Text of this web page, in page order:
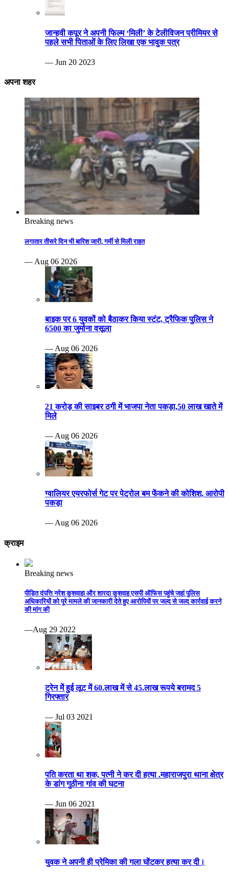
जान्हवी कपूर ने अपनी फिल्म ‘मिली’ के टेलीविजन प्रीमियर से
पहले सभी पिताओं के लिए लिखा एक भावुक पत्र
— Jun 20 2023
अपना शहर
Breaking news
लगातार तीसरे दिन भी बारिश जारी, गर्मी से मिली राहत
— Aug 06 2026
बाइक पर 6 युवकों को बैठाकर किया स्टंट, ट्रैफिक पुलिस ने
6500 का जुर्माना वसूला
— Aug 06 2026
21 करोड़ की साइबर ठगी में भाजपा नेता पकड़ा,50 लाख खाते में
मिले
— Aug 06 2026
ग्वालियर एयरफोर्स गेट पर पेट्रोल बम फेंकने की कोशिश, आरोपी
पकड़ा
— Aug 06 2026
क्राइम
Breaking news
पीड़ित दंपत्ति नरेश कुशवाहा और शारदा कुशवाह एसपी ऑफिस पहुंचे जहां पुलिस
अधिकारियों को पूरे मामले की जानकारी देते हुए आरोपियों पर जल्द से जल्द कार्रवाई करने
की मांग की
—Aug 29 2022
ट्रेन में हुई लूट में 60.लाख में से 45.लाख रूपये बरामद 5
गिरफ्तार
— Jul 03 2021
पति करता था शक, पत्नी ने कर दी हत्या .महाराजपुरा थाना क्षेत्र
के डांग गुठीना गांव की घटना
— Jun 06 2021
युवक ने अपनी ही प्रेमिका की गला घोंटकर हत्या कर दी।